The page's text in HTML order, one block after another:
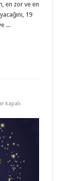
en zor ve en
19
...
kapalı